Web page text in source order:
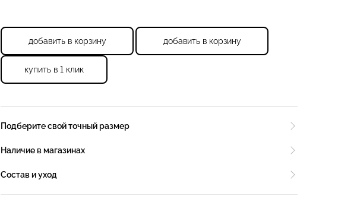
добавить в корзину добавить в корзину
купить в 1 клик
Подберите свой точный размер
Наличие в магазинах
Состав и уход